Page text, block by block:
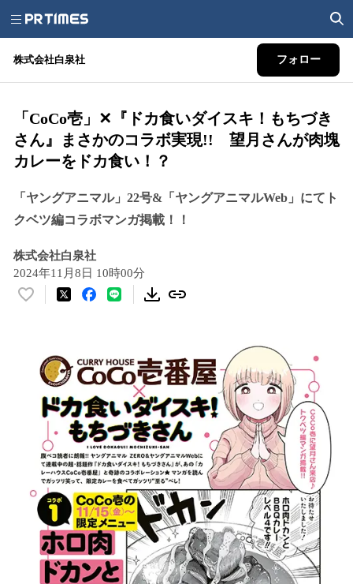
株式会社白泉社 フォロー
「CoCo壱」✕『ドカ食いダイスキ！もちづき
さん』まさかのコラボ実現!! 望月さんが肉塊
カレーをドカ食い！？
「ヤングアニマル」22号&「ヤングアニマルWeb」にてト
クベツ編コラボマンガ掲載！！
株式会社白泉社
2024年11月8日 10時00分
い
す